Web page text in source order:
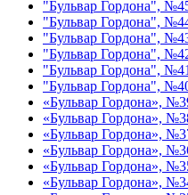
"Бульвар Гордона",
"Бульвар Гордона",
"Бульвар Гордона",
"Бульвар Гордона",
"Бульвар Гордона",
"Бульвар Гордона",
«Бульвар Гордона»,
«Бульвар Гордона»,
«Бульвар Гордона»,
«Бульвар Гордона»,
«Бульвар Гордона»,
«Бульвар Гордона»,